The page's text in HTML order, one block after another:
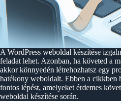
A WordPress weboldal készítése
feladat lehet. Azonban, ha követed a
akkor könnyedén létrehozhatsz egy
hatékony weboldalt. Ebben a cikkben
fontos lépést, amelyeket érdemes
weboldal készítése során.